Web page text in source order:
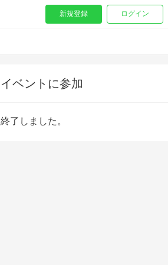
イベントに参加
終了しました。
新規登録 ログイン